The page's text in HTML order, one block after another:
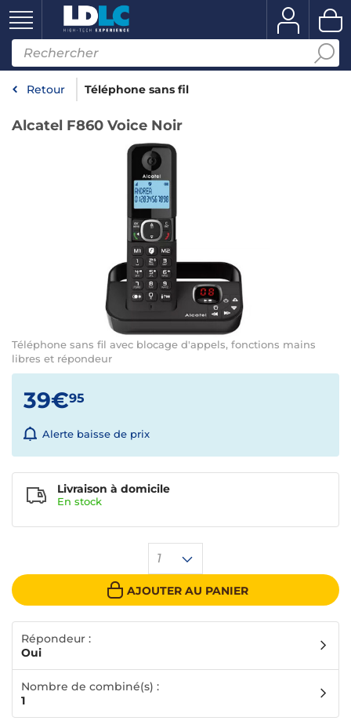
Retour Téléphone sans fil
Alcatel F860 Voice Noir
Téléphone sans fil avec blocage d'appels, fonctions mains
libres et répondeur
39€95
Alerte baisse de prix
1
AJOUTER AU PANIER
Livraison à domicile
En stock
Répondeur :
Oui
Nombre de combiné(s) :
1